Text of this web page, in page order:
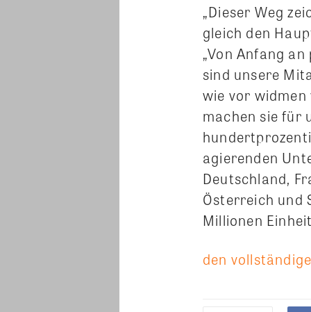
„Dieser Weg
gleich den
„Von Anfang
sind unsere
wie vor
machen sie für
agierenden
Deutschland,
Österreich und
Millionen
den